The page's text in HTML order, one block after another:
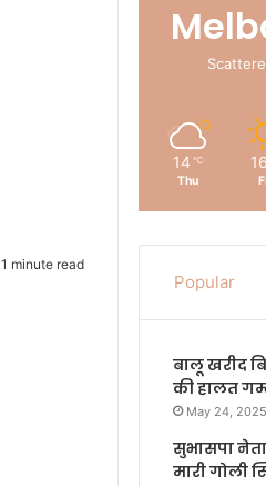
1 minute read
14 ℃
Thu
16
Popular
बालू खरीद
की हालत
May 24, 2025
सुभासपा
मारी गोली